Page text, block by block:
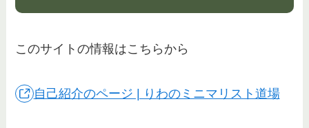
このサイトの情報はこちらから
自己紹介のページ | りわのミニマリスト道場